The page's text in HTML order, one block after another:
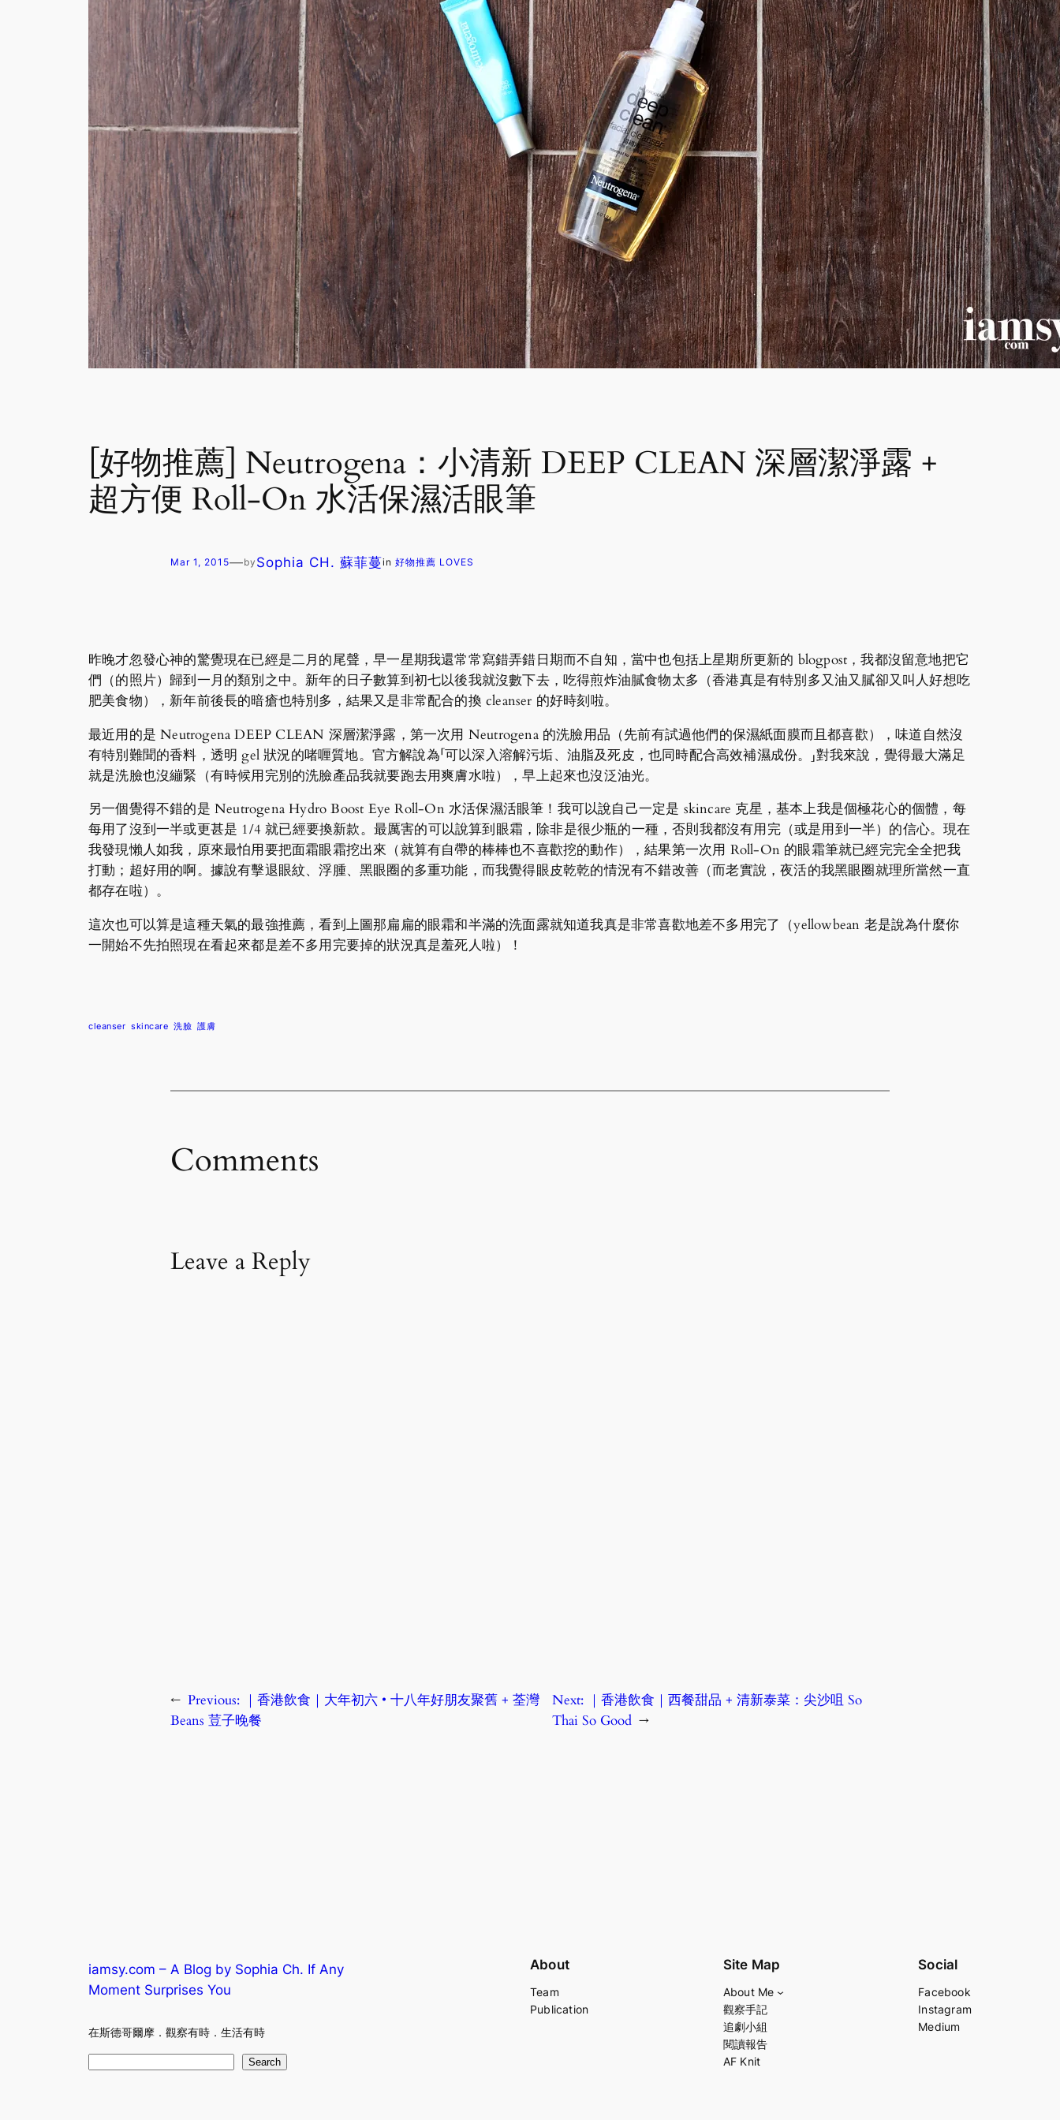
[好物推薦] Neutrogena：小清新 DEEP CLEAN 深層潔淨露 +
超方便 Roll-On 水活保濕活眼筆
Mar 1, 2015—by Sophia CH. 蘇菲蔓in 好物推薦 LOVES
昨晚才忽發心神的驚覺現在已經是二月的尾聲，早一星期我還常常寫錯弄錯日期而不自知，當中也包括上星期所更新的 blogpost，我都沒留意地把它
們（的照片）歸到一月的類別之中。新年的日子數算到初七以後我就沒數下去，吃得煎炸油膩食物太多（香港真是有特別多又油又膩卻又叫人好想吃
肥美食物），新年前後長的暗瘡也特別多，結果又是非常配合的換 cleanser 的好時刻啦。
最近用的是 Neutrogena DEEP CLEAN 深層潔淨露，第一次用 Neutrogena 的洗臉用品（先前有試過他們的保濕紙面膜而且都喜歡），味道自然沒
有特別難聞的香料，透明 gel 狀況的啫喱質地。官方解說為「可以深入溶解污垢、油脂及死皮，也同時配合高效補濕成份。」對我來說，覺得最大滿足
就是洗臉也沒繃緊（有時候用完別的洗臉產品我就要跑去用爽膚水啦），早上起來也沒泛油光。
另一個覺得不錯的是 Neutrogena Hydro Boost Eye Roll-On 水活保濕活眼筆！我可以說自己一定是 skincare 克星，基本上我是個極花心的個體，每
每用了沒到一半或更甚是 1/4 就已經要換新款。最厲害的可以說算到眼霜，除非是很少瓶的一種，否則我都沒有用完（或是用到一半）的信心。現在
我發現懶人如我，原來最怕用要把面霜眼霜挖出來（就算有自帶的棒棒也不喜歡挖的動作），結果第一次用 Roll-On 的眼霜筆就已經完完全全把我
打動；超好用的啊。據說有擊退眼紋、浮腫、黑眼圈的多重功能，而我覺得眼皮乾乾的情況有不錯改善（而老實說，夜活的我黑眼圈就理所當然一直
都存在啦）。
這次也可以算是這種天氣的最強推薦，看到上圖那扁扁的眼霜和半滿的洗面露就知道我真是非常喜歡地差不多用完了（yellowbean 老是說為什麼你
一開始不先拍照現在看起來都是差不多用完要掉的狀況真是羞死人啦）！
cleanser skincare 洗臉 護膚
Comments
Leave a Reply
← Previous: ｜香港飲食｜大年初六 • 十八年好朋友聚舊 + 荃灣
Beans 荳子晚餐
Next: ｜香港飲食｜西餐甜品 + 清新泰菜：尖沙咀 So
Thai So Good →
iamsy.com – A Blog by Sophia Ch. If Any
Moment Surprises You
在斯德哥爾摩．觀察有時．生活有時
Search
About
Team
Publication
Site Map
About Me
觀察手記
追劇小組
閱讀報告
AF Knit
Social
Facebook
Instagram
Medium